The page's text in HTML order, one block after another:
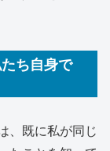
ち自身で
、既に私が同じ